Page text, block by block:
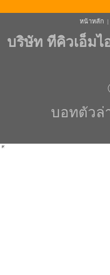
หน้าหลัก |
บริษัท ทีคิวเอ็มไ
บอทตัวล่